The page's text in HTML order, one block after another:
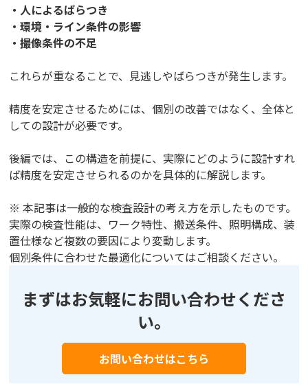
・人によるばらつき
・環境・ライン条件の影響
・撮像条件の不足
これらが重なることで、見逃しやばらつきが発生します。
精度を安定させるためには、個別の改善ではなく、全体と
しての設計が必要です。
後編では、この構造を前提に、実際にどのように設計すれ
ば精度を安定させられるのかを具体的に解説します。
※ 本記事は一般的な検査設計の考え方を示したものです。
実際の検査性能は、ワーク特性、搬送条件、照明構成、装
置仕様など複数の要因により変動します。
個別条件に合わせた最適化についてはご相談ください。
まずはお気軽にお問い合わせくださ
い。
お問い合わせはこちら